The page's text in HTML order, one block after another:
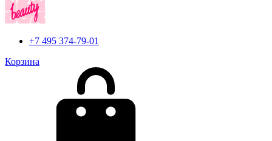
+7 495 374-79-01
Корзина